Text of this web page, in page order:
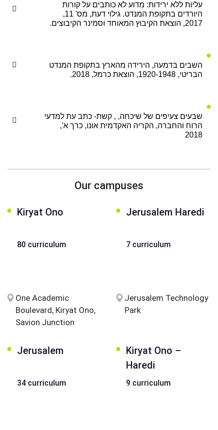
עליות ללא ירידות: מדוע לא כותבים על קורות
היורדים בתקופת המנדט. גילוי דעת, מס' 11,
2017, הוצאת הקיבוץ המאוחד וסמינר הקיבוצים.
השבים בדמעה, הירידה מהארץ בתקופת המנדט
הבריטי, 1920-1948, הוצאת כרמל, 2018.
שבעים צעיפים של שיכחה, , קשת- כתב עת למדעי
הרוח והחברה, הקריה האקדמית אונו, כרך א',
2018
Our campuses
Kiryat Ono
80 curriculum
One Academic
Boulevard, Kiryat Ono,
Savion Junction
Jerusalem Haredi
7 curriculum
Jerusalem Technology
Park
Jerusalem
34 curriculum
Kiryat Ono –
Haredi
9 curriculum